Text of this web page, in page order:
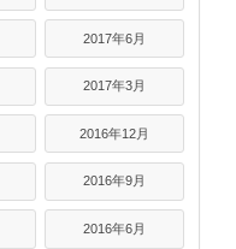
2017年6月
2017年3月
2016年12月
2016年9月
2016年6月